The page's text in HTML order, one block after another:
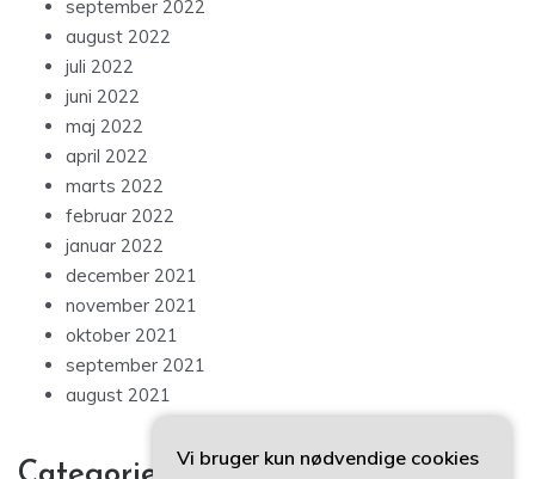
september 2022
august 2022
juli 2022
juni 2022
maj 2022
april 2022
marts 2022
februar 2022
januar 2022
december 2021
november 2021
oktober 2021
september 2021
august 2021
Vi bruger kun nødvendige cookies